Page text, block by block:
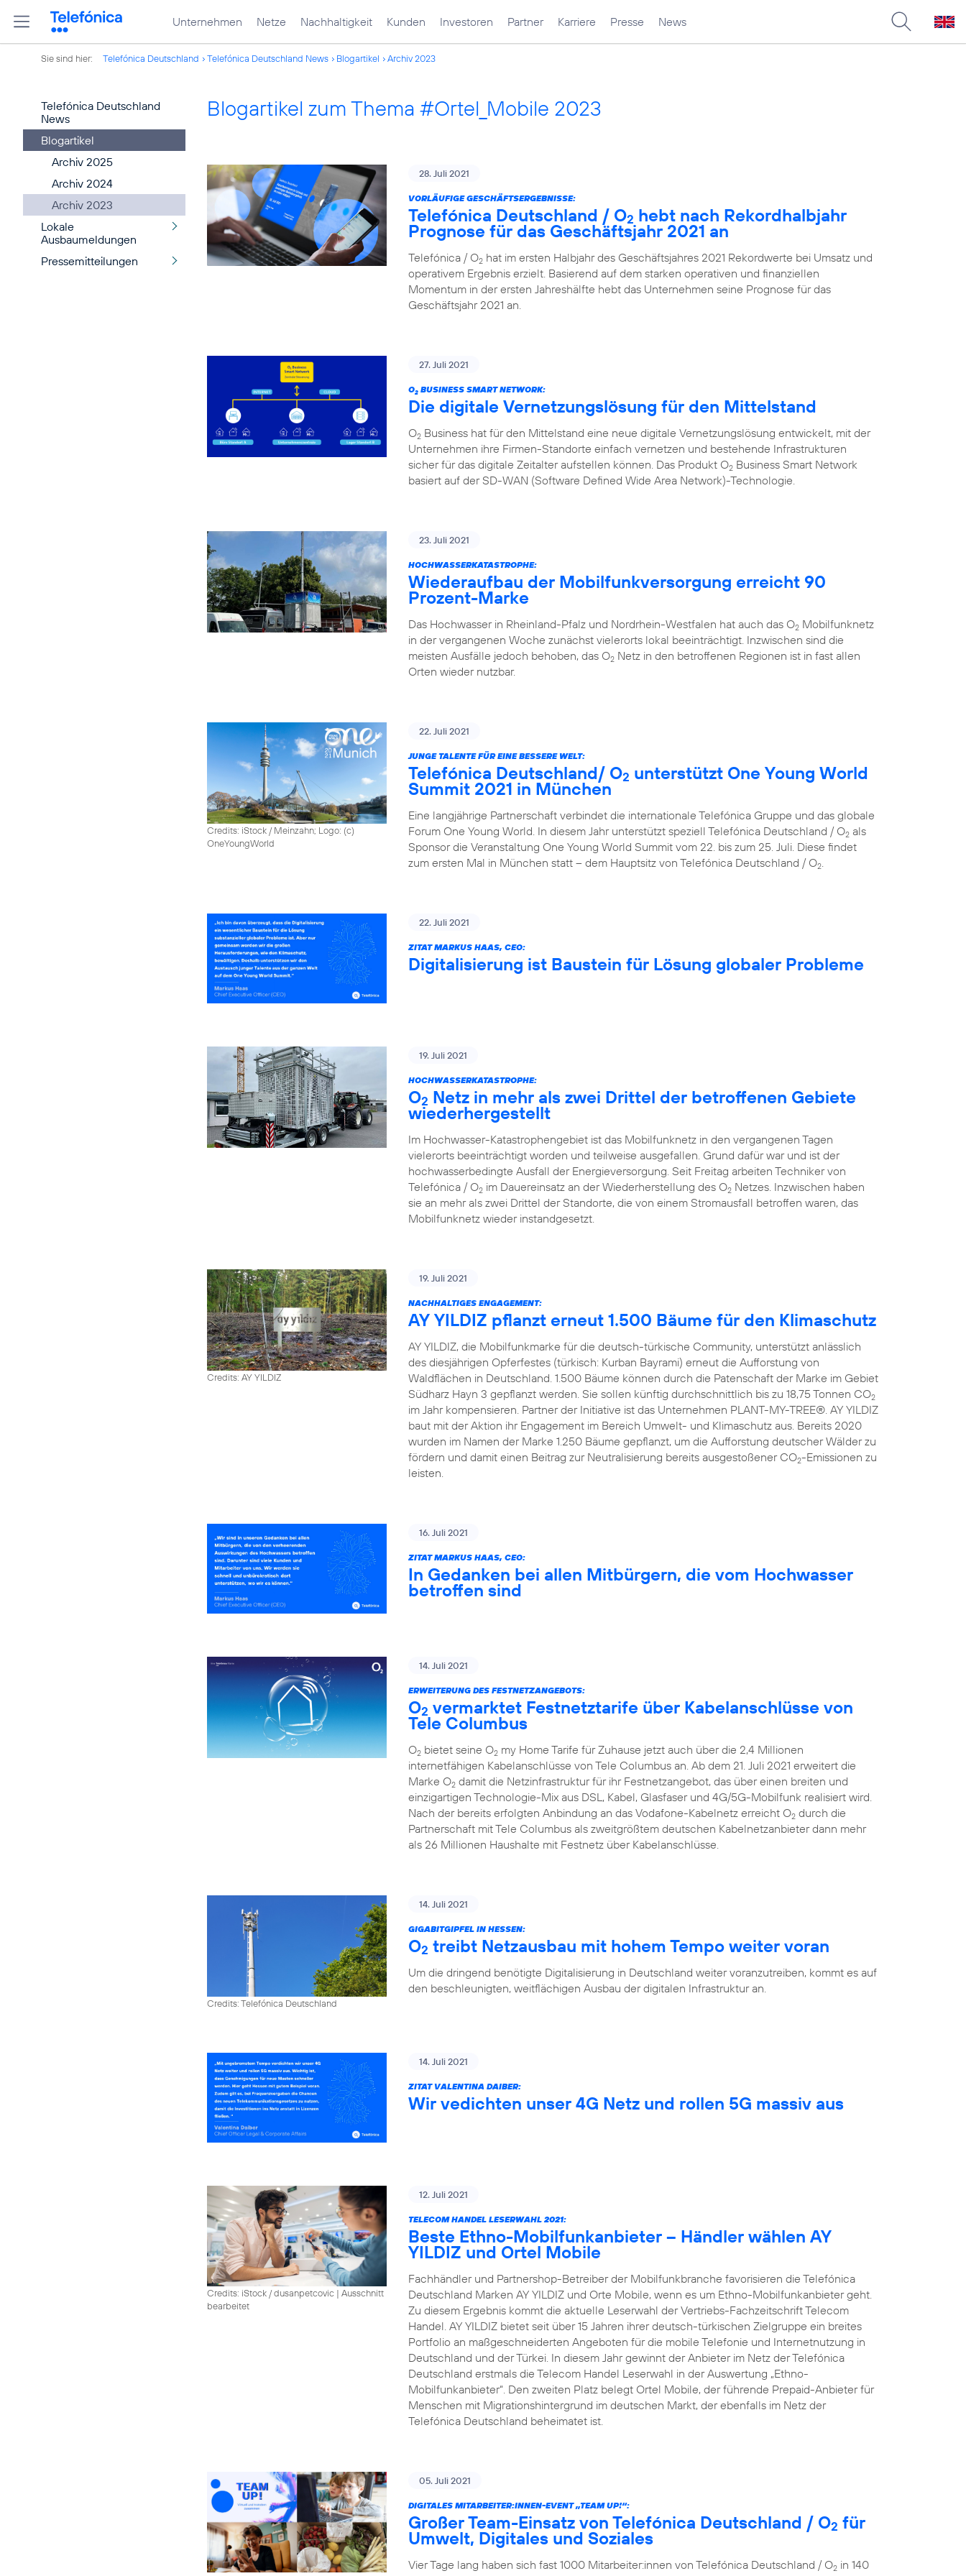
Unternehmen Netze Nachhaltigkeit Kunden Investoren Partner Karriere Presse News
Sie sind hier: Telefónica Deutschland Telefónica Deutschland News Blogartikel Archiv 2023
Telefónica Deutschland
News
Blogartikel
Archiv 2025
Archiv 2024
Archiv 2023
Lokale
Ausbaumeldungen
Pressemitteilungen
Blogartikel zum Thema #Ortel_Mobile 2023
28. Juli 2021
VORLÄUFIGE GESCHÄFTSERGEBNISSE:
Telefónica Deutschland / O2 hebt nach Rekordhalbjahr
Prognose für das Geschäftsjahr 2021 an
Telefónica / O2 hat im ersten Halbjahr des Geschäftsjahres 2021 Rekordwerte bei Umsatz und
operativem Ergebnis erzielt. Basierend auf dem starken operativen und finanziellen
Momentum in der ersten Jahreshälfte hebt das Unternehmen seine Prognose für das
Geschäftsjahr 2021 an.
27. Juli 2021
O2 BUSINESS SMART NETWORK:
Die digitale Vernetzungslösung für den Mittelstand
O2 Business hat für den Mittelstand eine neue digitale Vernetzungslösung entwickelt, mit der
Unternehmen ihre Firmen-Standorte einfach vernetzen und bestehende Infrastrukturen
sicher für das digitale Zeitalter aufstellen können. Das Produkt O2 Business Smart Network
basiert auf der SD-WAN (Software Defined Wide Area Network)-Technologie.
23. Juli 2021
HOCHWASSERKATASTROPHE:
Wiederaufbau der Mobilfunkversorgung erreicht 90
Prozent-Marke
Das Hochwasser in Rheinland-Pfalz und Nordrhein-Westfalen hat auch das O2 Mobilfunknetz
in der vergangenen Woche zunächst vielerorts lokal beeinträchtigt. Inzwischen sind die
meisten Ausfälle jedoch behoben, das O2 Netz in den betroffenen Regionen ist in fast allen
Orten wieder nutzbar.
Credits: iStock / Meinzahn; Logo: (c)
OneYoungWorld
22. Juli 2021
JUNGE TALENTE FÜR EINE BESSERE WELT:
Telefónica Deutschland/ O2 unterstützt One Young World
Summit 2021 in München
Eine langjährige Partnerschaft verbindet die internationale Telefónica Gruppe und das globale
Forum One Young World. In diesem Jahr unterstützt speziell Telefónica Deutschland / O2 als
Sponsor die Veranstaltung One Young World Summit vom 22. bis zum 25. Juli. Diese findet
zum ersten Mal in München statt – dem Hauptsitz von Telefónica Deutschland / O2.
22. Juli 2021
ZITAT MARKUS HAAS, CEO:
Digitalisierung ist Baustein für Lösung globaler Probleme
19. Juli 2021
HOCHWASSERKATASTROPHE:
O2 Netz in mehr als zwei Drittel der betroffenen Gebiete
wiederhergestellt
Im Hochwasser-Katastrophengebiet ist das Mobilfunknetz in den vergangenen Tagen
vielerorts beeinträchtigt worden und teilweise ausgefallen. Grund dafür war und ist der
hochwasserbedingte Ausfall der Energieversorgung. Seit Freitag arbeiten Techniker von
Telefónica / O2 im Dauereinsatz an der Wiederherstellung des O2 Netzes. Inzwischen haben
sie an mehr als zwei Drittel der Standorte, die von einem Stromausfall betroffen waren, das
Mobilfunknetz wieder instandgesetzt.
Credits: AY YILDIZ
19. Juli 2021
NACHHALTIGES ENGAGEMENT:
AY YILDIZ pflanzt erneut 1.500 Bäume für den Klimaschutz
AY YILDIZ, die Mobilfunkmarke für die deutsch-türkische Community, unterstützt anlässlich
des diesjährigen Opferfestes (türkisch: Kurban Bayrami) erneut die Aufforstung von
Waldflächen in Deutschland. 1.500 Bäume können durch die Patenschaft der Marke im Gebiet
Südharz Hayn 3 gepflanzt werden. Sie sollen künftig durchschnittlich bis zu 18,75 Tonnen CO2
im Jahr kompensieren. Partner der Initiative ist das Unternehmen PLANT-MY-TREE®. AY YILDIZ
baut mit der Aktion ihr Engagement im Bereich Umwelt- und Klimaschutz aus. Bereits 2020
wurden im Namen der Marke 1.250 Bäume gepflanzt, um die Aufforstung deutscher Wälder zu
fördern und damit einen Beitrag zur Neutralisierung bereits ausgestoßener CO2-Emissionen zu
leisten.
16. Juli 2021
ZITAT MARKUS HAAS, CEO:
In Gedanken bei allen Mitbürgern, die vom Hochwasser
betroffen sind
14. Juli 2021
ERWEITERUNG DES FESTNETZANGEBOTS:
O2 vermarktet Festnetztarife über Kabelanschlüsse von
Tele Columbus
O2 bietet seine O2 my Home Tarife für Zuhause jetzt auch über die 2,4 Millionen
internetfähigen Kabelanschlüsse von Tele Columbus an. Ab dem 21. Juli 2021 erweitert die
Marke O2 damit die Netzinfrastruktur für ihr Festnetzangebot, das über einen breiten und
einzigartigen Technologie-Mix aus DSL, Kabel, Glasfaser und 4G/5G-Mobilfunk realisiert wird.
Nach der bereits erfolgten Anbindung an das Vodafone-Kabelnetz erreicht O2 durch die
Partnerschaft mit Tele Columbus als zweitgrößtem deutschen Kabelnetzanbieter dann mehr
als 26 Millionen Haushalte mit Festnetz über Kabelanschlüsse.
Credits: Telefónica Deutschland
14. Juli 2021
GIGABITGIPFEL IN HESSEN:
O2 treibt Netzausbau mit hohem Tempo weiter voran
Um die dringend benötigte Digitalisierung in Deutschland weiter voranzutreiben, kommt es auf
den beschleunigten, weitflächigen Ausbau der digitalen Infrastruktur an.
14. Juli 2021
ZITAT VALENTINA DAIBER:
Wir vedichten unser 4G Netz und rollen 5G massiv aus
Credits: iStock / dusanpetcovic | Ausschnitt
bearbeitet
12. Juli 2021
TELECOM HANDEL LESERWAHL 2021:
Beste Ethno-Mobilfunkanbieter – Händler wählen AY
YILDIZ und Ortel Mobile
Fachhändler und Partnershop-Betreiber der Mobilfunkbranche favorisieren die Telefónica
Deutschland Marken AY YILDIZ und Orte Mobile, wenn es um Ethno-Mobilfunkanbieter geht.
Zu diesem Ergebnis kommt die aktuelle Leserwahl der Vertriebs-Fachzeitschrift Telecom
Handel. AY YILDIZ bietet seit über 15 Jahren ihrer deutsch-türkischen Zielgruppe ein breites
Portfolio an maßgeschneiderten Angeboten für die mobile Telefonie und Internetnutzung in
Deutschland und der Türkei. In diesem Jahr gewinnt der Anbieter im Netz der Telefónica
Deutschland erstmals die Telecom Handel Leserwahl in der Auswertung „Ethno-
Mobilfunkanbieter“. Den zweiten Platz belegt Ortel Mobile, der führende Prepaid-Anbieter für
Menschen mit Migrationshintergrund im deutschen Markt, der ebenfalls im Netz der
Telefónica Deutschland beheimatet ist.
05. Juli 2021
DIGITALES MITARBEITER:INNEN-EVENT „TEAM UP!“:
Großer Team-Einsatz von Telefónica Deutschland / O2 für
Umwelt, Digitales und Soziales
Vier Tage lang haben sich fast 1000 Mitarbeiter:innen von Telefónica Deutschland / O2 in 140